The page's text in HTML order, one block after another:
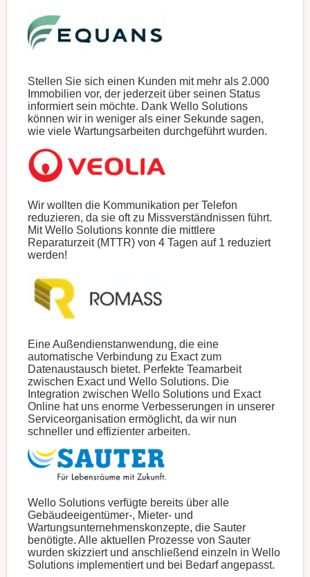
Stellen Sie sich einen Kunden mit mehr als 2.000
Immobilien vor, der jederzeit über seinen Status
informiert sein möchte. Dank Wello Solutions
können wir in weniger als einer Sekunde sagen,
wie viele Wartungsarbeiten durchgeführt wurden.
Wir wollten die Kommunikation per Telefon
reduzieren, da sie oft zu Missverständnissen führt.
Mit Wello Solutions konnte die mittlere
Reparaturzeit (MTTR) von 4 Tagen auf 1 reduziert
werden!
Eine Außendienstanwendung, die eine
automatische Verbindung zu Exact zum
Datenaustausch bietet. Perfekte Teamarbeit
zwischen Exact und Wello Solutions. Die
Integration zwischen Wello Solutions und Exact
Online hat uns enorme Verbesserungen in unserer
Serviceorganisation ermöglicht, da wir nun
schneller und effizienter arbeiten.
Wello Solutions verfügte bereits über alle
Gebäudeeigentümer-, Mieter- und
Wartungsunternehmenskonzepte, die Sauter
benötigte. Alle aktuellen Prozesse von Sauter
wurden skizziert und anschließend einzeln in Wello
Solutions implementiert und bei Bedarf angepasst.